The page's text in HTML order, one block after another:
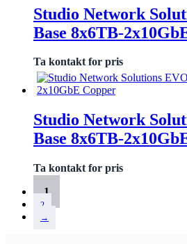
Studio Network
Base 8x6TB-
Ta kontakt for pris
Studio Network
Base 8x6TB-
Ta kontakt for pris
1
2
→